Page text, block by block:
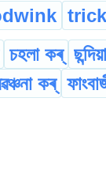
trick
চহলা কৰ্ ছন্দিয়া
কৰ্